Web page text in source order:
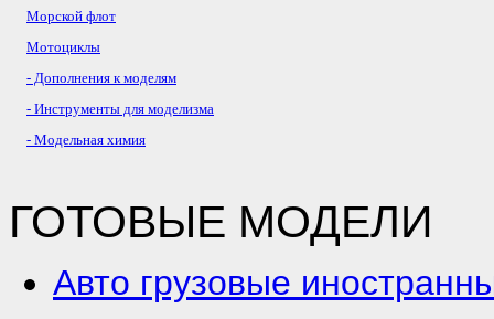
Морской флот
Мотоциклы
- Дополнения к моделям
- Инструменты для моделизма
- Модельная химия
ГОТОВЫЕ МОДЕЛИ
Авто грузовые